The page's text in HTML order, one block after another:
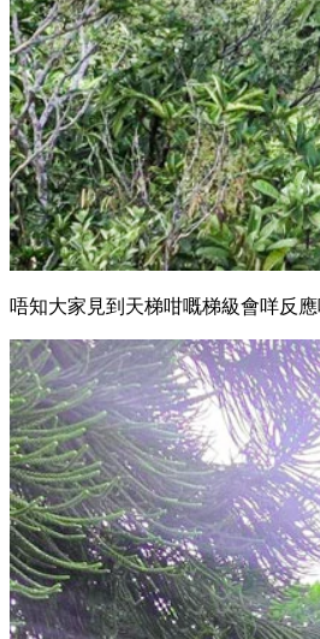
唔知大家見到天梯咁嘅梯級會咩反應